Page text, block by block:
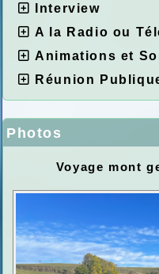
Interview
A la Radio ou
Animations et
Réunion
Photos
Voyage mont